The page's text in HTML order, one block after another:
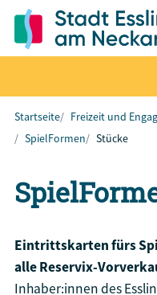
Startseite Freizeit und
SpielFormen
Stücke
Eintrittskarten fürs
alle Reservix-
Inhaber:innen des